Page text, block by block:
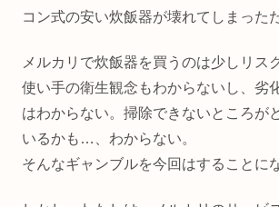
コン式の安い炊飯器が壊れてしまった
メルカリで炊飯器を買うのは少しリス
使い手の衛生観念もわからないし、劣
はわからない。掃除できないところが
いるかも…、わからない。
そんなギャンブルを今回はすることに